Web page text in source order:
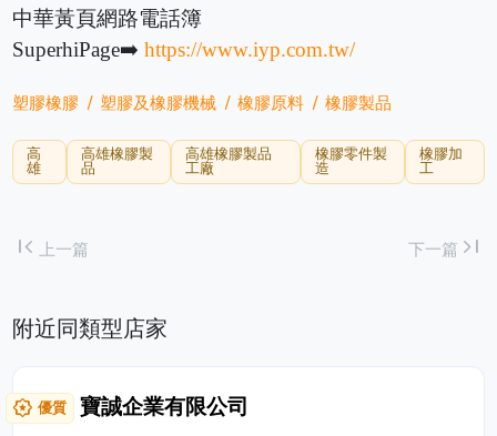
中華黃頁網路電話簿
SuperhiPage➡️https://www.iyp.com.tw/
塑膠橡膠 塑膠及橡膠機械 橡膠原料 橡膠製品
高
雄
高雄橡膠製
品
高雄橡膠製品
工廠
橡膠零件製
造
橡膠加
工
first_page上一篇 下一篇 last_page
附近同類型店家
award_star 優質 寶誠企業有限公司